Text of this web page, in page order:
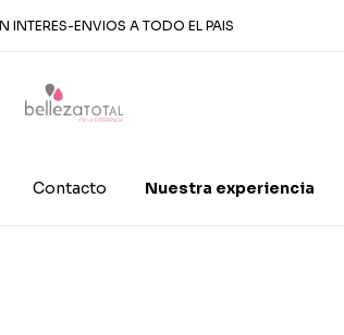
INTERES-ENVIOS A TODO EL PAIS
Contacto Nuestra experiencia